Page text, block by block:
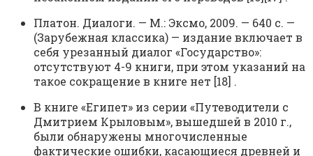
Платон. Диалоги. — М.: Эксмо, 2009. — 640 с. —
(Зарубежная классика) — издание включает в
себя урезанный диалог «Государство»:
отсутствуют 4-9 книги, при этом указаний на
такое сокращение в книге нет [18] .
В книге «Египет» из серии «Путеводители с
Дмитрием Крыловым», вышедшей в 2010 г.,
были обнаружены многочисленные
фактические ошибки, касающиеся древней и